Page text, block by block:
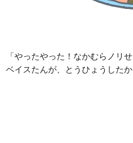
「やったやった！なかむらノリ
ベイスたんが、とうひょうした